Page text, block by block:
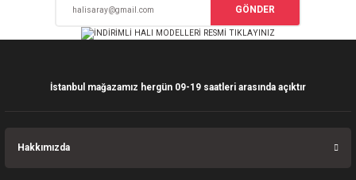
Bu ürüne benzer farklı alternatifler olmalı.
GÖNDER
İstanbul mağazamız hergün 09-19 saatleri arasında açıktır
Hakkımızda